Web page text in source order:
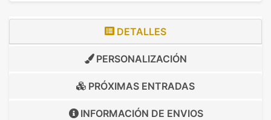
DETALLES
PERSONALIZACIÓN
PRÓXIMAS ENTRADAS
INFORMACIÓN DE ENVIOS